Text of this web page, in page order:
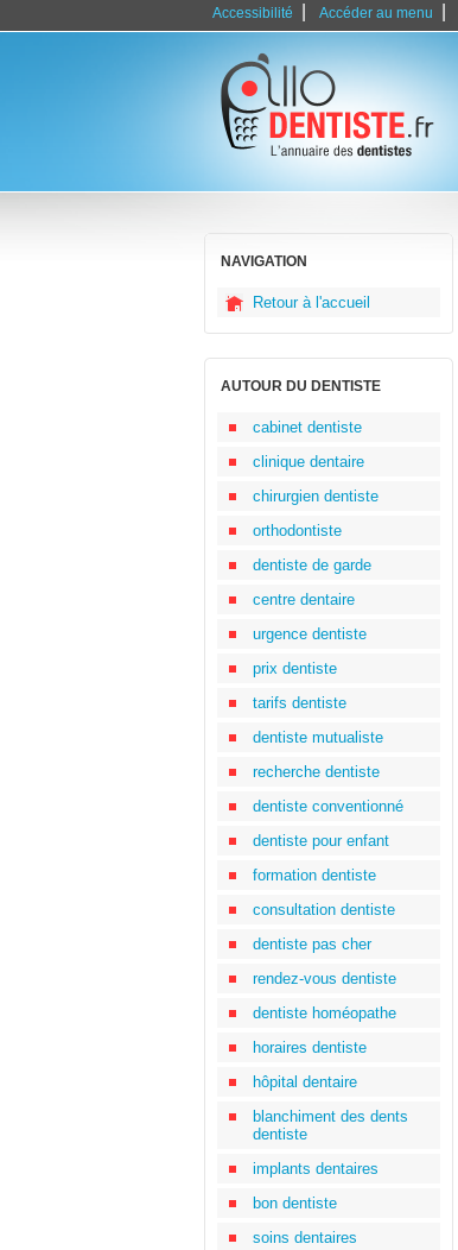
Accessibilité Accéder au menu
NAVIGATION
Retour à l'accueil
AUTOUR DU DENTISTE
cabinet dentiste
clinique dentaire
chirurgien dentiste
orthodontiste
dentiste de garde
centre dentaire
urgence dentiste
prix dentiste
tarifs dentiste
dentiste mutualiste
recherche dentiste
dentiste conventionné
dentiste pour enfant
formation dentiste
consultation dentiste
dentiste pas cher
rendez-vous dentiste
dentiste homéopathe
horaires dentiste
hôpital dentaire
blanchiment des dents
dentiste
implants dentaires
bon dentiste
soins dentaires